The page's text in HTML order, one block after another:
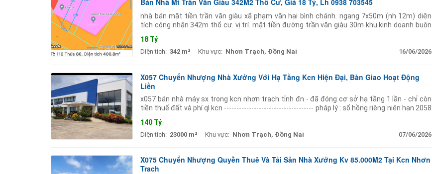
nhà bán mặt tiền trần văn giàu xã phạm văn hai bình chánh. ngang 7x50m (nh 12m) diện
tích công nhận 342m thổ cư. vị trí. mặt tiền đường trần văn giàu 30m khu kinh doanh buôn
18 Tỷ
Diện tích: 342 m² Khu vực: Nhơn Trạch, Đồng Nai 16/06/2026
X057 Chuyển Nhượng Nhà Xưởng Với Hạ Tầng Kcn Hiện Đại, Bàn Giao Hoạt Động
Liền
x057 bán nhà máy sx trong kcn nhơn trạch tỉnh đn - đã đóng cơ sở hạ tầng 1 lần - chỉ còn
tiền thuế đất và phí ql kcn ------------------------------------ pháp lý : sổ hồng riêng niên hạn 2058
140 Tỷ
Diện tích: 23000 m² Khu vực: Nhơn Trạch, Đồng Nai 07/06/2026
X075 Chuyển Nhượng Quyền Thuê Và Tải Sản Nhà Xưởng Kv 85.000M2 Tại Kcn Nhơn
Trạch